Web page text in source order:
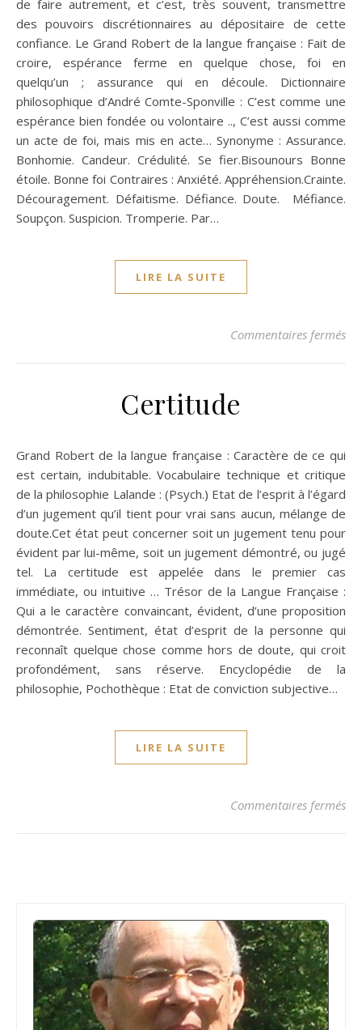
de faire autrement, et c’est, très souvent, transmettre
des pouvoirs discrétionnaires au dépositaire de cette
confiance. Le Grand Robert de la langue française : Fait de
croire, espérance ferme en quelque chose, foi en
quelqu’un ; assurance qui en découle. Dictionnaire
philosophique d’André Comte-Sponville : C’est comme une
espérance bien fondée ou volontaire .., C’est aussi comme
un acte de foi, mais mis en acte… Synonyme : Assurance.
Bonhomie. Candeur. Crédulité. Se fier.Bisounours Bonne
étoile. Bonne foi Contraires : Anxiété. Appréhension.Crainte.
Découragement. Défaitisme. Défiance. Doute. Méfiance.
Soupçon. Suspicion. Tromperie. Par…
LIRE LA SUITE
Commentaires fermés
Certitude
Grand Robert de la langue française : Caractère de ce qui
est certain, indubitable. Vocabulaire technique et critique
de la philosophie Lalande : (Psych.) Etat de l’esprit à l’égard
d’un jugement qu’il tient pour vrai sans aucun, mélange de
doute.Cet état peut concerner soit un jugement tenu pour
évident par lui-même, soit un jugement démontré, ou jugé
tel. La certitude est appelée dans le premier cas
immédiate, ou intuitive … Trésor de la Langue Française :
Qui a le caractère convaincant, évident, d’une proposition
démontrée. Sentiment, état d’esprit de la personne qui
reconnaît quelque chose comme hors de doute, qui croit
profondément, sans réserve. Encyclopédie de la
philosophie, Pochothèque : Etat de conviction subjective…
LIRE LA SUITE
Commentaires fermés